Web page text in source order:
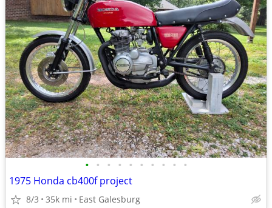
• • • • • • • • • •
1975 Honda cb400f project
8/3 35k mi East Galesburg